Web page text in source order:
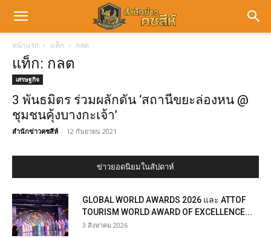
หน้าแรก แท็ก กลต
แท็ก: กลต
เศรษฐกิจ
3 พันธมิตร ร่วมผลักดัน ‘สถานีขยะล่องหน @
ชุมชนคุ้งบางกะเจ้า’
สำนักข่าวคชสีห์ - 12 กันยายน 2021
ข่าวยอดนิยมในสัปดาห์
GLOBAL WORLD AWARDS 2026 และ ATTOF
TOURISM WORLD AWARD OF EXCELLENCE...
3 สิงหาคม 2026